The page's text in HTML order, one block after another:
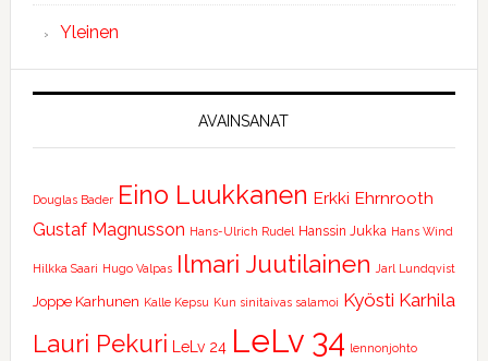
Yleinen
AVAINSANAT
Douglas Bader Eino Luukkanen Erkki Ehrnrooth
Gustaf Magnusson Hans-Ulrich Rudel Hanssin Jukka Hans Wind
Hilkka Saari Hugo Valpas Ilmari Juutilainen Jarl Lundqvist
Joppe Karhunen Kalle Kepsu Kun sinitaivas salamoi Kyösti Karhila
Lauri Pekuri LeLv 24 LeLv 34 lennonjohto